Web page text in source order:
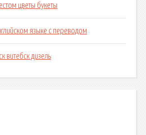
цветы букеты
языке с переводом
витебск дизель